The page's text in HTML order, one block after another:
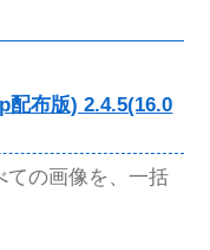
配布版) 2.4.5(16.0
ての画像を、一括